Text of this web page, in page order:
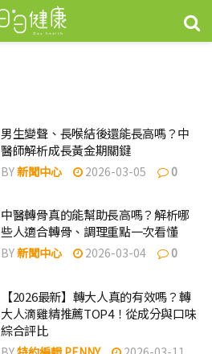
男生變聲、長喉結後還能長高嗎？中
醫師解析成長黃金期關鍵
BY新聞中心 2026-03-05 0
中醫轉骨真的能幫助長高嗎？解析哪
些人適合轉骨、調理重點一次看懂
BY新聞中心 2026-03-04 0
【2026最新】轉大人真的有效嗎？轉
大人滴雞精推薦TOP4！從成分與口味
綜合評比